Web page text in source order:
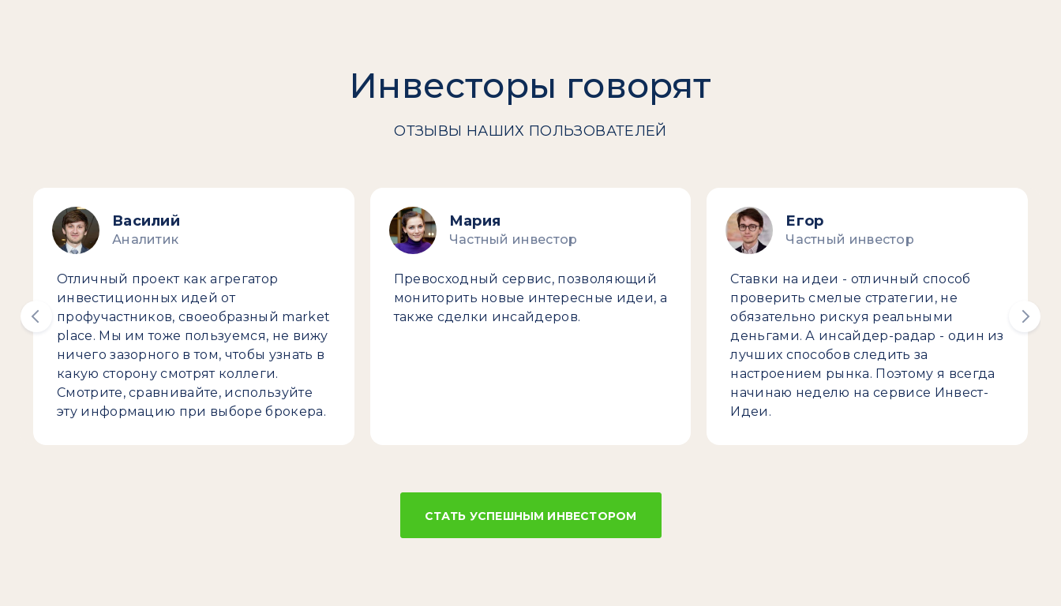
Инвесторы говорят
ОТЗЫВЫ НАШИХ ПОЛЬЗОВАТЕЛЕЙ
Василий
Аналитик
Отличный проект как агрегатор
инвестиционных идей от
профучастников, своеобразный market
place. Мы им тоже пользуемся, не вижу
ничего зазорного в том, чтобы узнать в
какую сторону смотрят коллеги.
Смотрите, сравнивайте, используйте
эту информацию при выборе брокера.
Мария
Частный инвестор
Превосходный сервис, позволяющий
мониторить новые интересные идеи, а
также сделки инсайдеров.
Егор
Частный инвестор
Ставки на идеи - отличный способ
проверить смелые стратегии, не
обязательно рискуя реальными
деньгами. А инсайдер-радар - один из
лучших способов следить за
настроением рынка. Поэтому я всегда
начинаю неделю на сервисе Инвест-
Идеи.
СТАТЬ УСПЕШНЫМ ИНВЕСТОРОМ